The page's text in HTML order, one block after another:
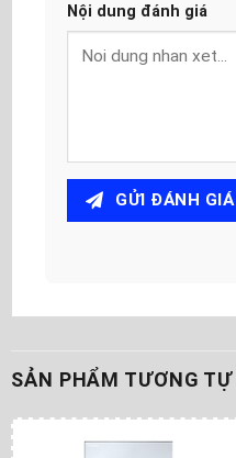
Nội dung đánh giá
GỬI ĐÁNH GIÁ
SẢN PHẨM TƯƠNG TỰ